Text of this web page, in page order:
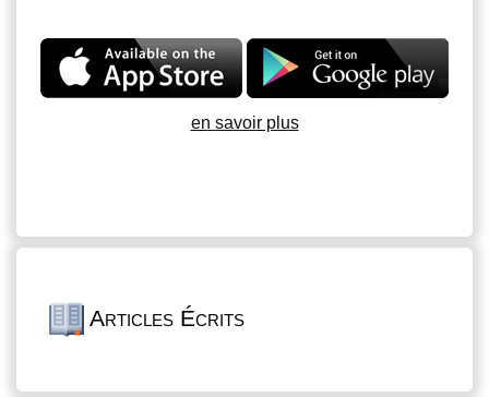
en savoir plus
Articles Écrits